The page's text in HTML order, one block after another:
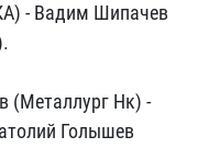
- Вадим Шипачев
(Металлург Нк) -
Голышев